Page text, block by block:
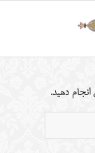
دهید.